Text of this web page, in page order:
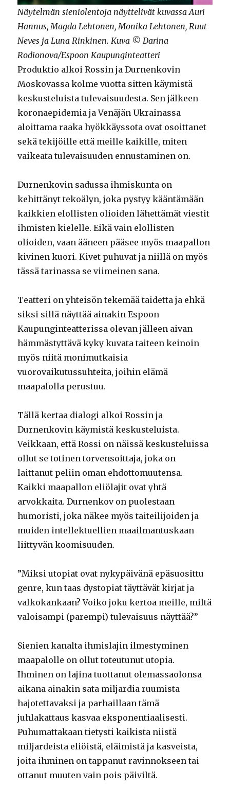
Näytelmän sieniolentoja näyttelivät kuvassa Auri
Hannus, Magda Lehtonen, Monika Lehtonen, Ruut
Neves ja Luna Rinkinen. Kuva © Darina
Rodionova/Espoon Kaupunginteatteri
Produktio alkoi Rossin ja Durnenkovin
Moskovassa kolme vuotta sitten käymistä
keskusteluista tulevaisuudesta. Sen jälkeen
koronaepidemia ja Venäjän Ukrainassa
aloittama raaka hyökkäyssota ovat osoittanet
sekä tekijöille että meille kaikille, miten
vaikeata tulevaisuuden ennustaminen on.
Durnenkovin sadussa ihmiskunta on
kehittänyt tekoälyn, joka pystyy kääntämään
kaikkien elollisten olioiden lähettämät viestit
ihmisten kielelle. Eikä vain elollisten
olioiden, vaan ääneen pääsee myös maapallon
kivinen kuori. Kivet puhuvat ja niillä on myös
tässä tarinassa se viimeinen sana.
Teatteri on yhteisön tekemää taidetta ja ehkä
siksi sillä näyttää ainakin Espoon
Kaupunginteatterissa olevan jälleen aivan
hämmästyttävä kyky kuvata taiteen keinoin
myös niitä monimutkaisia
vuorovaikutussuhteita, joihin elämä
maapalolla perustuu.
Tällä kertaa dialogi alkoi Rossin ja
Durnenkovin käymistä keskusteluista.
Veikkaan, että Rossi on näissä keskusteluissa
ollut se totinen torvensoittaja, joka on
laittanut peliin oman ehdottomuutensa.
Kaikki maapallon eliölajit ovat yhtä
arvokkaita. Durnenkov on puolestaan
humoristi, joka näkee myös taiteilijoiden ja
muiden intellektuellien maailmantuskaan
liittyvän koomisuuden.
”Miksi utopiat ovat nykypäivänä epäsuosittu
genre, kun taas dystopiat täyttävät kirjat ja
valkokankaan? Voiko joku kertoa meille, miltä
valoisampi (parempi) tulevaisuus näyttää?”
Sienien kanalta ihmislajin ilmestyminen
maapalolle on ollut toteutunut utopia.
Ihminen on lajina tuottanut olemassaolonsa
aikana ainakin sata miljardia ruumista
hajotettavaksi ja parhaillaan tämä
juhlakattaus kasvaa eksponentiaalisesti.
Puhumattakaan tietysti kaikista niistä
miljardeista eliöistä, eläimistä ja kasveista,
joita ihminen on tappanut ravinnokseen tai
ottanut muuten vain pois päiviltä.